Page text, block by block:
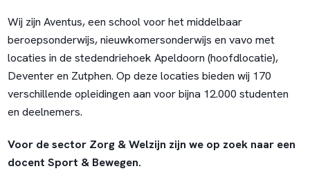
Wij zijn Aventus, een school voor het middelbaar
beroepsonderwijs, nieuwkomersonderwijs en vavo met
locaties in de stedendriehoek Apeldoorn (hoofdlocatie),
Deventer en Zutphen. Op deze locaties bieden wij 170
verschillende opleidingen aan voor bijna 12.000 studenten
en deelnemers.
Voor de sector Zorg & Welzijn zijn we op zoek naar een
docent Sport & Bewegen.